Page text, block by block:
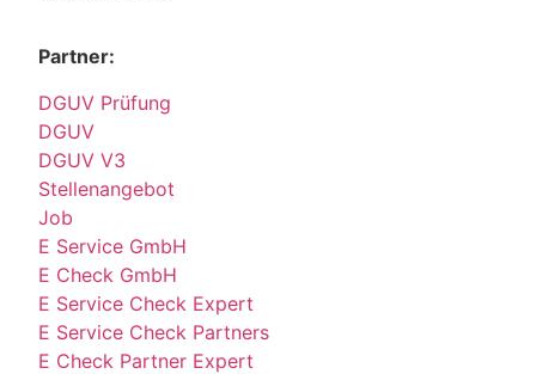
Partner:
DGUV Prüfung
DGUV
DGUV V3
Stellenangebot
Job
E Service GmbH
E Check GmbH
E Service Check Expert
E Service Check Partners
E Check Partner Expert